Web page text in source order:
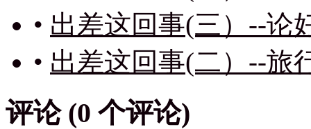
• 出差这回事(三）--论
• 出差这回事(二）--旅
评论 (0 个评论)